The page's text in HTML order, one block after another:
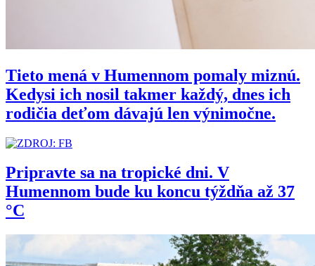
Tieto mená v Humennom pomaly miznú.
Kedysi ich nosil takmer každý, dnes ich
rodičia deťom dávajú len výnimočne.
Pripravte sa na tropické dni. V
Humennom bude ku koncu týždňa až 37
°C